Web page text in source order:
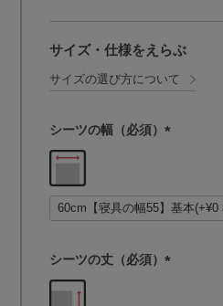
サイズ・仕様をえらぶ
サイズの選び方について
シーツの幅（必須）
須
)
シーツの丈（必須）